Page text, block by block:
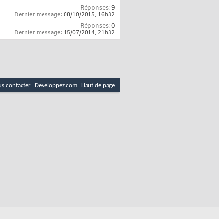
Réponses:9
Dernier message: 08/10/2015, 16h32
Réponses:0
Dernier message: 15/07/2014, 21h32
contacter Developpez.com Haut de page